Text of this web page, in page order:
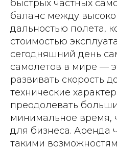
быстрых частных
баланс между
дальностью полета,
стоимостью
сегодняшний день
самолетов в мире —
развивать скорость
технические
преодолевать
минимальное время,
для бизнеса. Аренда
такими